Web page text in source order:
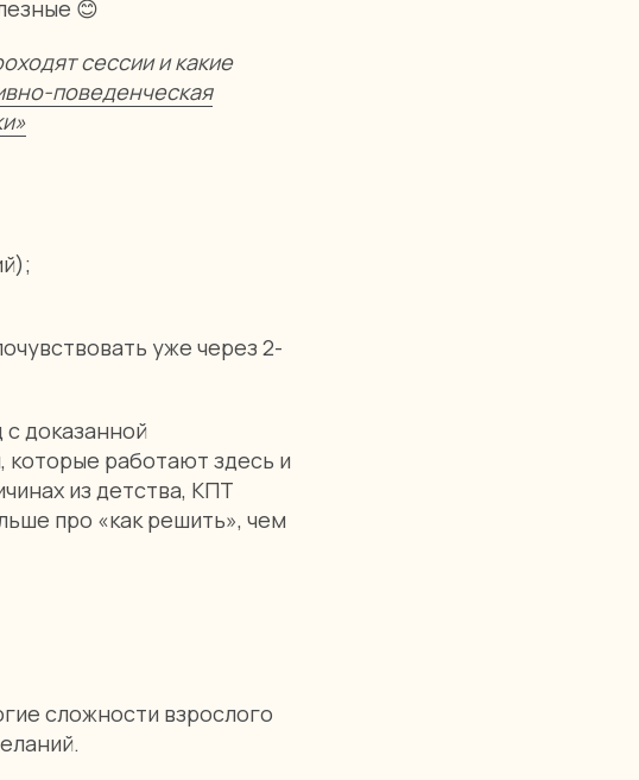
😊
сессии и какие
поведенческая
уже через 2-
доказанной
работают здесь и
из детства, КПТ
про «как решить», чем
сложности взрослого